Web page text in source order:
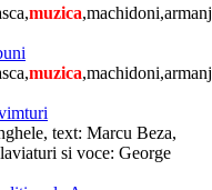
muzica
muzica
text: Marcu Beza,
si voce: George